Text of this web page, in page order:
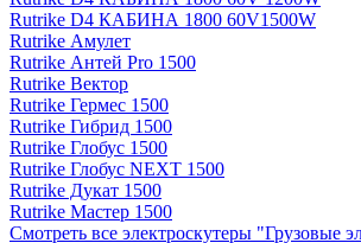
Rutrike D4 КАБИНА 1800 60V1500W
Rutrike Амулет
Rutrike Антей Pro 1500
Rutrike Вектор
Rutrike Гермес 1500
Rutrike Гибрид 1500
Rutrike Глобус 1500
Rutrike Глобус NEXT 1500
Rutrike Дукат 1500
Rutrike Мастер 1500
Смотреть все электро­скутеры "Грузовые